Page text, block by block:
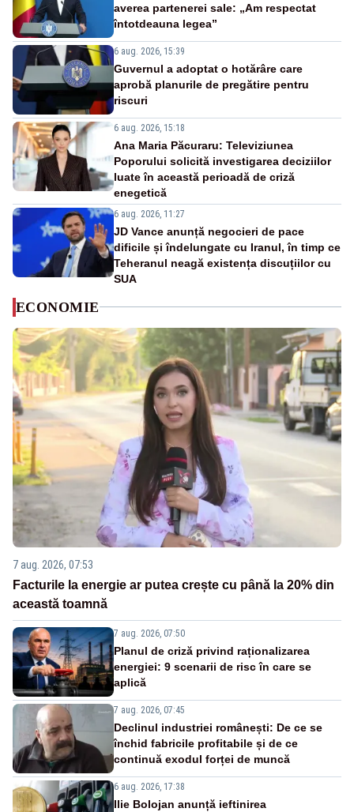
averea partenerei sale: „Am respectat
întotdeauna legea”
6 aug. 2026, 15:39
Guvernul a adoptat o hotărâre care
aprobă planurile de pregătire pentru
riscuri
6 aug. 2026, 15:18
Ana Maria Păcuraru: Televiziunea
Poporului solicită investigarea deciziilor
luate în această perioadă de criză
enegetică
6 aug. 2026, 11:27
JD Vance anunță negocieri de pace
dificile și îndelungate cu Iranul, în timp ce
Teheranul neagă existența discuțiilor cu
SUA
ECONOMIE
7 aug. 2026, 07:53
Facturile la energie ar putea crește cu până la 20% din
această toamnă
7 aug. 2026, 07:50
Planul de criză privind raționalizarea
energiei: 9 scenarii de risc în care se
aplică
7 aug. 2026, 07:45
Declinul industriei românești: De ce se
închid fabricile profitabile și de ce
continuă exodul forței de muncă
6 aug. 2026, 17:38
Ilie Bolojan anunță ieftinirea